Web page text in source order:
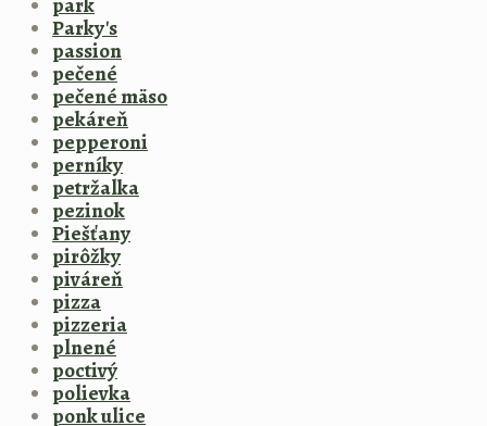
park
Parky's
passion
pečené
pečené mäso
pekáreň
pepperoni
perníky
petržalka
pezinok
Piešťany
pirôžky
piváreň
pizza
pizzeria
plnené
poctivý
polievka
ponk ulice